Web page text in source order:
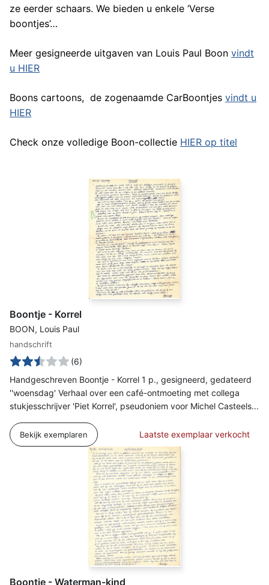
ze eerder schaars. We bieden u enkele ‘Verse
boontjes’…
Meer gesigneerde uitgaven van Louis Paul Boon vindt
u HIER
Boons cartoons, de zogenaamde CarBoontjes vindt u
HIER
Check onze volledige Boon-collectie HIER op titel
Boontje - Korrel
BOON, Louis Paul
handschrift
(6)
Handgeschreven Boontje - Korrel 1 p., gesigneerd, gedateerd
''woensdag' Verhaal over een café-ontmoeting met collega
stukjesschrijver 'Piet Korrel', pseudoniem voor Michel Casteels...
Laatste exemplaar verkocht
Bekijk exemplaren
Boontje - Waterman-kind